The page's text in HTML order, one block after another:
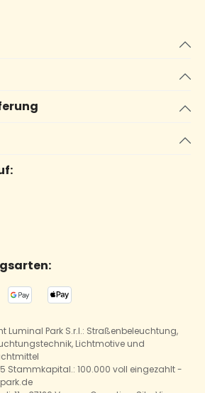
Luminal Park S.r.l.: Straßenbeleuchtung,
Lichtmotive und
Stammkapital.: 100.000 voll eingezahlt -